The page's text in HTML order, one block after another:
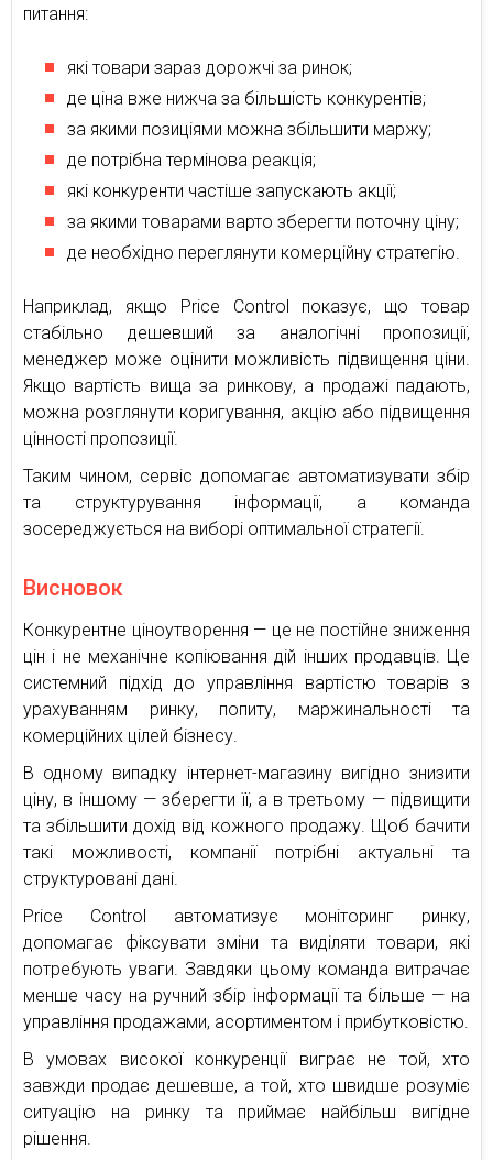
питання:
які товари зараз дорожчі за ринок;
де ціна вже нижча за більшість конкурентів;
за якими позиціями можна збільшити маржу;
де потрібна термінова реакція;
які конкуренти частіше запускають акції;
за якими товарами варто зберегти поточну ціну;
де необхідно переглянути комерційну стратегію.
Наприклад, якщо Price Control показує, що товар
стабільно дешевший за аналогічні пропозиції,
менеджер може оцінити можливість підвищення ціни.
Якщо вартість вища за ринкову, а продажі падають,
можна розглянути коригування, акцію або підвищення
цінності пропозиції.
Таким чином, сервіс допомагає автоматизувати збір
та структурування інформації, а команда
зосереджується на виборі оптимальної стратегії.
Висновок
Конкурентне ціноутворення — це не постійне зниження
цін і не механічне копіювання дій інших продавців. Це
системний підхід до управління вартістю товарів з
урахуванням ринку, попиту, маржинальності та
комерційних цілей бізнесу.
В одному випадку інтернет-магазину вигідно знизити
ціну, в іншому — зберегти її, а в третьому — підвищити
та збільшити дохід від кожного продажу. Щоб бачити
такі можливості, компанії потрібні актуальні та
структуровані дані.
Price Control автоматизує моніторинг ринку,
допомагає фіксувати зміни та виділяти товари, які
потребують уваги. Завдяки цьому команда витрачає
менше часу на ручний збір інформації та більше — на
управління продажами, асортиментом і прибутковістю.
В умовах високої конкуренції виграє не той, хто
завжди продає дешевше, а той, хто швидше розуміє
ситуацію на ринку та приймає найбільш вигідне
рішення.